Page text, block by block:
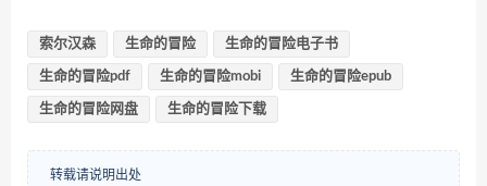
索尔汉森 生命的冒险 生命的冒险电子书
生命的冒险pdf 生命的冒险mobi 生命的冒险epub
生命的冒险网盘 生命的冒险下载
转载请说明出处